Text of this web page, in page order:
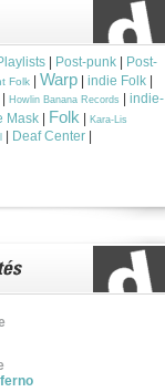
Post-punk
Post-
Folk Warp indie Folk
Howlin Banana Records
indie-
Mask Folk
Kara-Lis
Deaf Center